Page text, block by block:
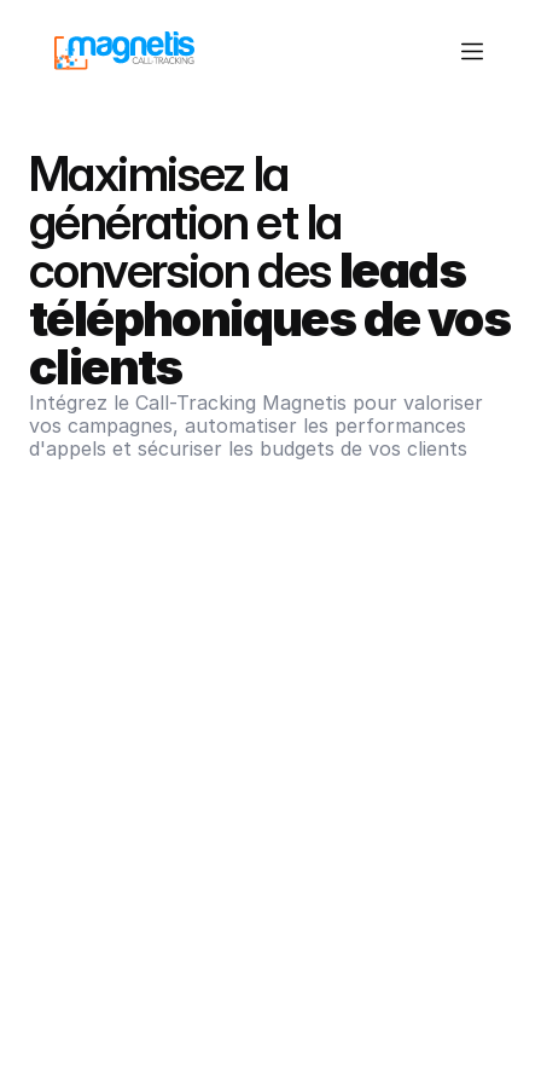
Maximisez la
génération et la
conversion des leads
téléphoniques de vos
clients
Intégrez le Call-Tracking Magnetis pour valoriser
vos campagnes, automatiser les performances
d'appels et sécuriser les budgets de vos clients